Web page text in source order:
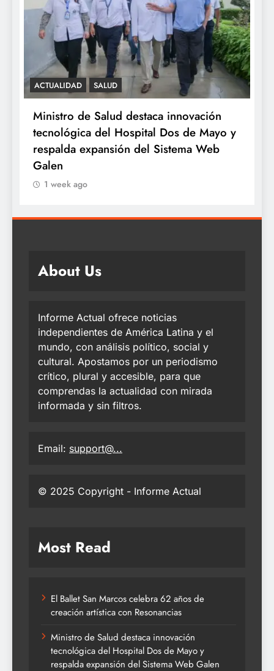
ACTUALIDAD SALUD
Ministro de Salud destaca innovación
tecnológica del Hospital Dos de Mayo y
respalda expansión del Sistema Web
Galen
1 week ago
SALUD
About Us
Informe Actual ofrece noticias
independientes de América Latina y el
mundo, con análisis político, social y
cultural. Apostamos por un periodismo
crítico, plural y accesible, para que
comprendas la actualidad con mirada
informada y sin filtros.
Email: support@...
© 2025 Copyright - Informe Actual
Most Read
El Ballet San Marcos celebra 62 años de
creación artística con Resonancias
Ministro de Salud destaca innovación
tecnológica del Hospital Dos de Mayo y
respalda expansión del Sistema Web Galen